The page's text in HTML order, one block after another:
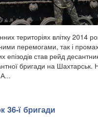
територіях влітку 2014
перемогами, так і
епізодів став рейд
бригади на Шахтарськ.
36-ї бригади